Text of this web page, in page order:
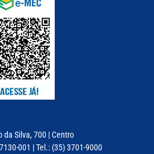
da Silva, 700 | Centro
001 | Tel.: (35) 3701-9000